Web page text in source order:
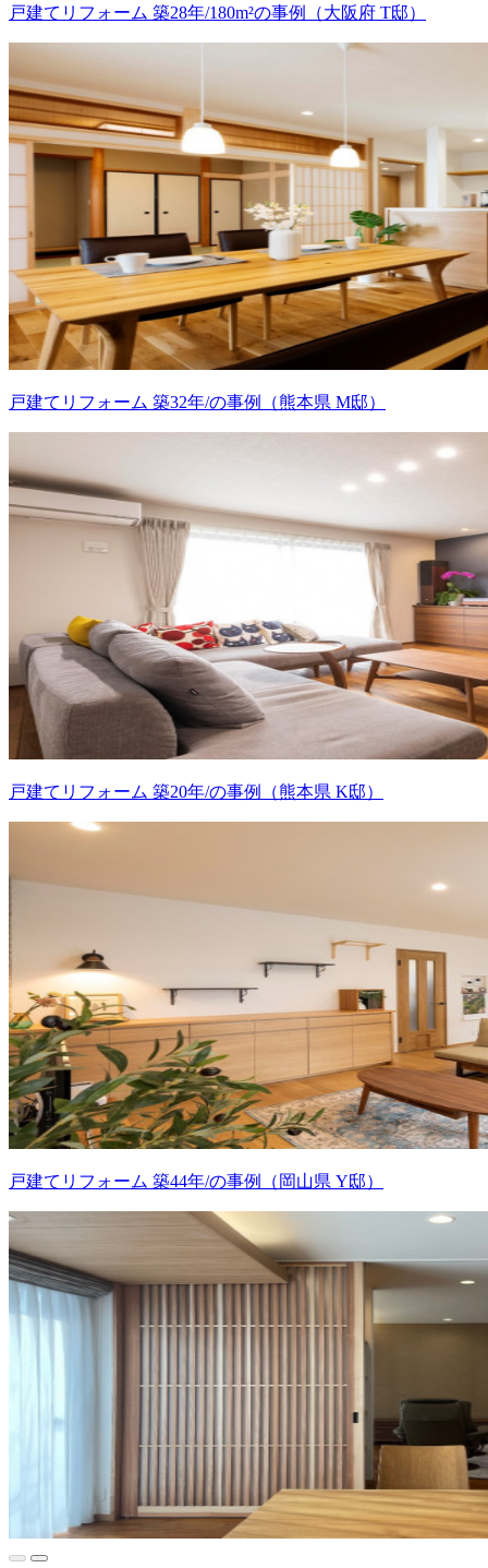
戸建てリフォーム 築28年/180m²の事例（大阪府 T邸）
戸建てリフォーム 築32年/の事例（熊本県 M邸）
戸建てリフォーム 築20年/の事例（熊本県 K邸）
戸建てリフォーム 築44年/の事例（岡山県 Y邸）